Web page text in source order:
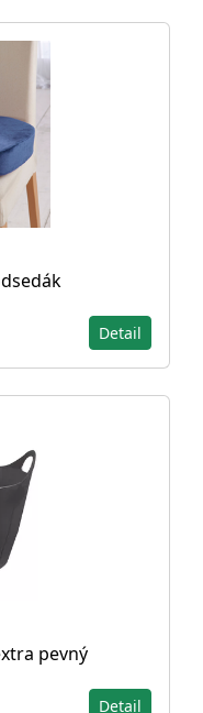
Detail
pevný
Detail